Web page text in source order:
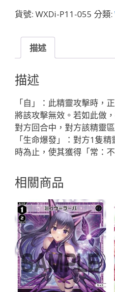
聖
イ
ス
「白
色
精
靈
奏
像：
惡
魔
有
數
量
貨號: WXDi-P11-055 分類:
描述
描述
「自」：此精靈攻擊時，
將該攻擊無效。若如此做
對方回合中，對方該精靈
「生命爆發」：對方1隻
時為止，使其獲得「常：
相關商品